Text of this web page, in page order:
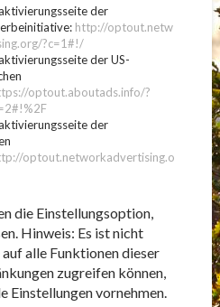
der
http://optout.netw
?c=1#!/
der US-
optout.aboutads.info/?
der
optout.networkadvertising.o
die Einstellungsoption,
Hinweis: Es ist nicht
alle Funktionen dieser
zugreifen können,
Einstellungen vornehmen.